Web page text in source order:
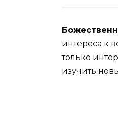
интереса к
только
изучить